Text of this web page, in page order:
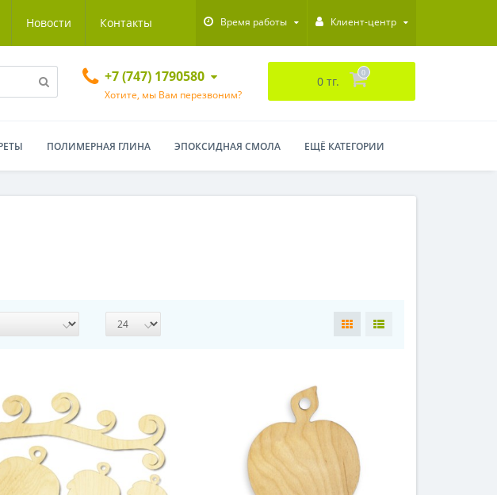
Новости Контакты Время работы Клиент-центр
+7 (747) 1790580
Хотите, мы Вам перезвоним?
0 тг.
0
ПОЛИМЕРНАЯ ГЛИНА ЭПОКСИДНАЯ СМОЛА ЕЩЁ КАТЕГОРИИ